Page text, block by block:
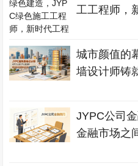
工工程师，
城市颜值的
墙设计师铸
JYPC公司
金融市场之